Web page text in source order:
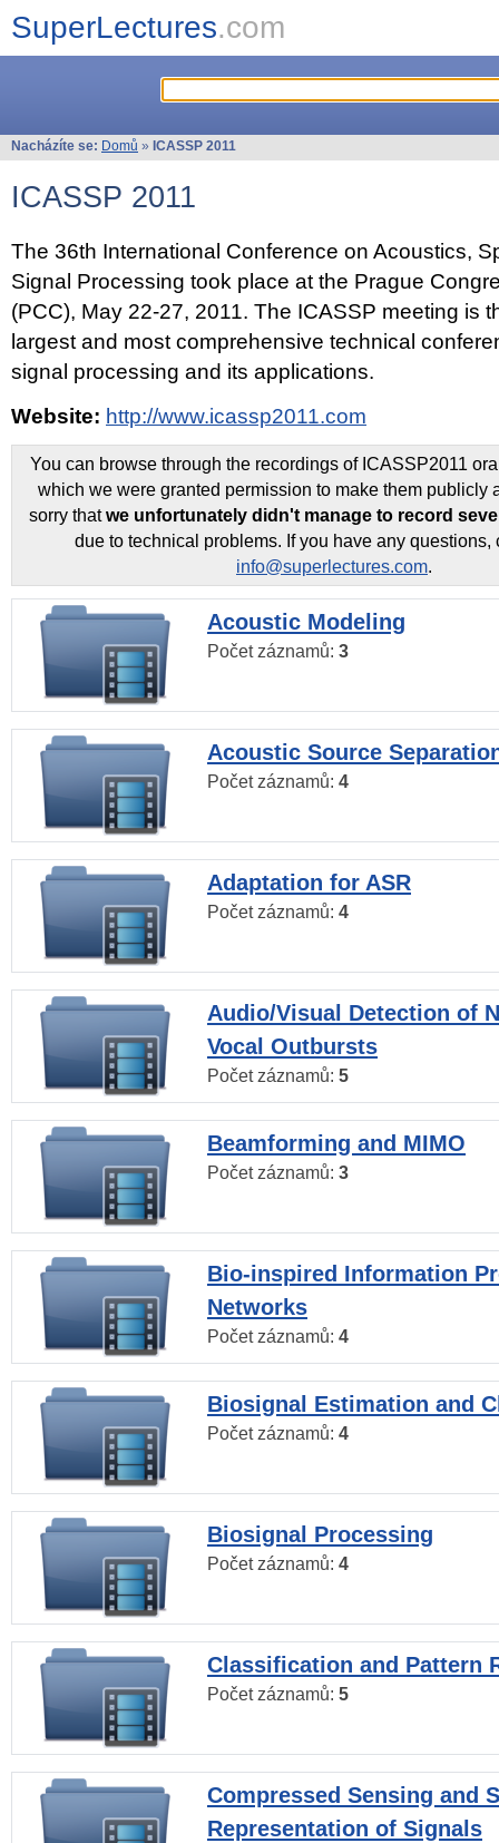
SuperLectures.com
Nacházíte se: Domů » ICASSP 2011
ICASSP 2011
The 36th International Conference on Acoustics,
Signal Processing took place at the Prague
(PCC), May 22-27, 2011. The ICASSP meeting is
largest and most comprehensive technical
signal processing and its applications.
Website: http://www.icassp2011.com
You can browse through the recordings of ICASSP2011
which we were granted permission to make them publicly
sorry thatwe unfortunately didn't manage to record
due to technical problems. If you have any questions,
info@superlectures.com.
Acoustic Modeling
Počet záznamů: 3
Acoustic Source
Počet záznamů: 4
Adaptation for ASR
Počet záznamů: 4
Audio/Visual Detection of
Vocal Outbursts
Počet záznamů: 5
Beamforming and MIMO
Počet záznamů: 3
Bio-inspired Information
Networks
Počet záznamů: 4
Biosignal Estimation and
Počet záznamů: 4
Biosignal Processing
Počet záznamů: 4
Classification and Pattern
Počet záznamů: 5
Compressed Sensing and
Representation of Signals